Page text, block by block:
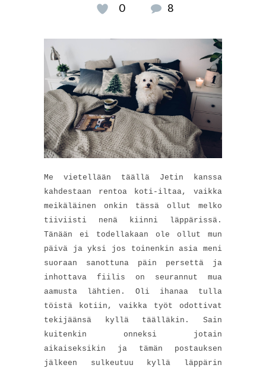
0 8
Me vietellään täällä Jetin kanssa
kahdestaan rentoa koti-iltaa, vaikka
meikäläinen onkin tässä ollut melko
tiiviisti nenä kiinni läppärissä.
Tänään ei todellakaan ole ollut mun
päivä ja yksi jos toinenkin asia meni
suoraan sanottuna päin persettä ja
inhottava fiilis on seurannut mua
aamusta lähtien. Oli ihanaa tulla
töistä kotiin, vaikka työt odottivat
tekijäänsä kyllä täälläkin. Sain
kuitenkin onneksi jotain
aikaiseksikin ja tämän postauksen
jälkeen sulkeutuu kyllä läppärin